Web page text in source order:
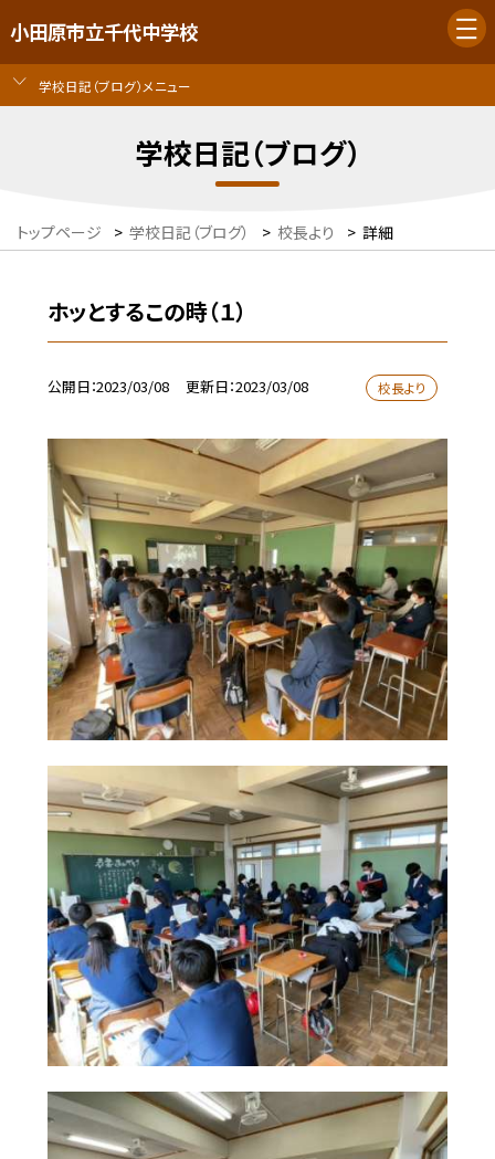
小田原市立千代中学校
学校日記（ブログ）メニュー
学校日記（ブログ）
トップページ > 学校日記（ブログ） > 校長より > 詳細
ホッとするこの時（１）
公開日 2023/03/08 更新日 2023/03/08 校長より